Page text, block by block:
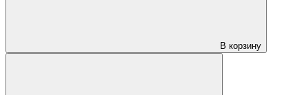
В корзину